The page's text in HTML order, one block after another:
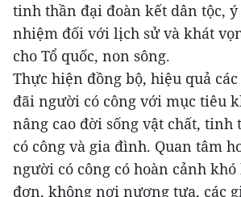
tinh thần đại đoàn kết dân tộc,
nhiệm đối với lịch sử và khát
cho Tổ quốc, non sông.
Thực hiện đồng bộ, hiệu quả
đãi người có công với mục tiêu
nâng cao đời sống vật chất, tinh
có công và gia đình. Quan tâm
người có công có hoàn cảnh khó
đơn, không nơi nương tựa, các